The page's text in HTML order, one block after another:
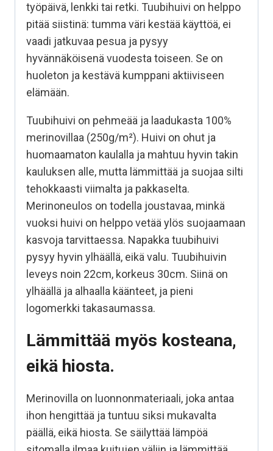
työpäivä, lenkki tai retki. Tuubihuivi on helppo
pitää siistinä: tumma väri kestää käyttöä, ei
vaadi jatkuvaa pesua ja pysyy
hyvännäköisenä vuodesta toiseen. Se on
huoleton ja kestävä kumppani aktiiviseen
elämään.
Tuubihuivi on pehmeää ja laadukasta 100%
merinovillaa (250g/m²). Huivi on ohut ja
huomaamaton kaulalla ja mahtuu hyvin takin
kauluksen alle, mutta lämmittää ja suojaa silti
tehokkaasti viimalta ja pakkaselta.
Merinoneulos on todella joustavaa, minkä
vuoksi huivi on helppo vetää ylös suojaamaan
kasvoja tarvittaessa. Napakka tuubihuivi
pysyy hyvin ylhäällä, eikä valu. Tuubihuivin
leveys noin 22cm, korkeus 30cm. Siinä on
ylhäällä ja alhaalla käänteet, ja pieni
logomerkki takasaumassa.
Lämmittää myös kosteana,
eikä hiosta.
Merinovilla on luonnonmateriaali, joka antaa
ihon hengittää ja tuntuu siksi mukavalta
päällä, eikä hiosta. Se säilyttää lämpöä